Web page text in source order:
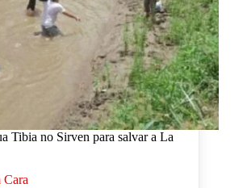
Tibia no Sirven para salvar a La
Cara